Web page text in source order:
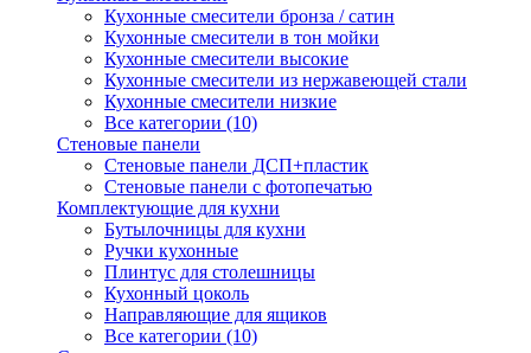
Кухонные смесители бронза / сатин
Кухонные смесители в тон мойки
Кухонные смесители высокие
Кухонные смесители из нержавеющей стали
Кухонные смесители низкие
Все категории (10)
Стеновые панели
Стеновые панели ДСП+пластик
Стеновые панели с фотопечатью
Комплектующие для кухни
Бутылочницы для кухни
Ручки кухонные
Плинтус для столешницы
Кухонный цоколь
Направляющие для ящиков
Все категории (10)